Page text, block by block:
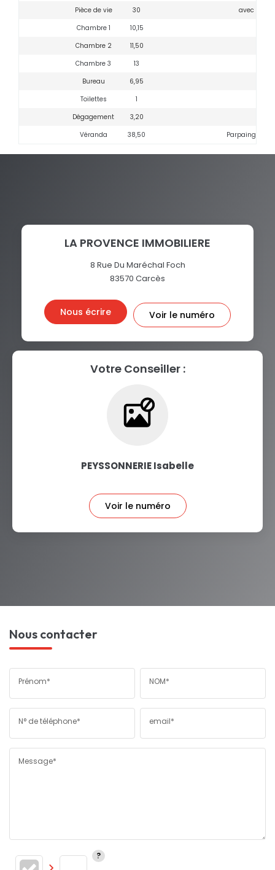
Pièce de vie
30
avec
Chambre 1
10,15
Chambre 2
11,50
Chambre 3
13
Bureau
6,95
Toilettes
1
Dégagement
3,20
Véranda
38,50 Parpaing +
LA PROVENCE IMMOBILIERE
8 Rue Du Maréchal Foch
83570 Carcès
Nous écrire Voir le numéro
Votre Conseiller :
PEYSSONNERIE Isabelle
Voir le numéro
Nous contacter
Prénom* NOM*
N° de téléphone* email*
Message*